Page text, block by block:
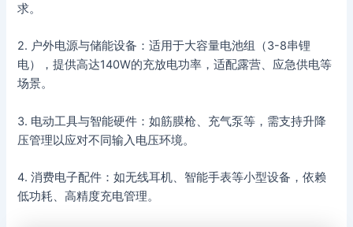
求。
2. 户外电源与储能设备：适用于大容量电池组（3-8串锂
电），提供高达140W的充放电功率，适配露营、应急供电等
场景。
3. 电动工具与智能硬件：如筋膜枪、充气泵等，需支持升降
压管理以应对不同输入电压环境。
4. 消费电子配件：如无线耳机、智能手表等小型设备，依赖
低功耗、高精度充电管理。